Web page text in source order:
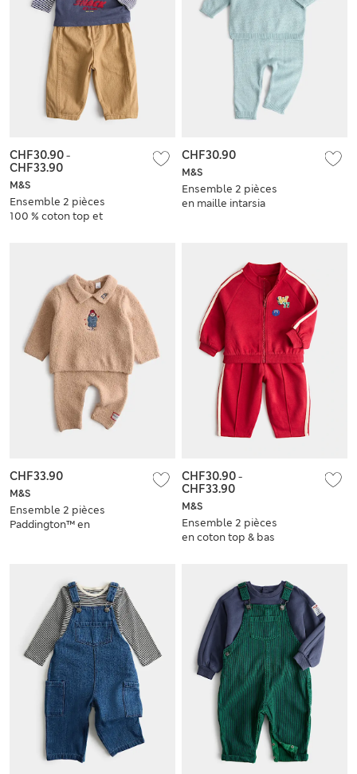
M&S
Ensemble 2 pièces
100 % coton top et
CHF30.90-
CHF33.90
M&S
Ensemble 2 pièces
en maille intarsia
CHF30.90
M&S
Ensemble 2 pièces
Paddington™ en
CHF33.90
M&S
Ensemble 2 pièces
en coton top & bas
CHF30.90-
CHF33.90